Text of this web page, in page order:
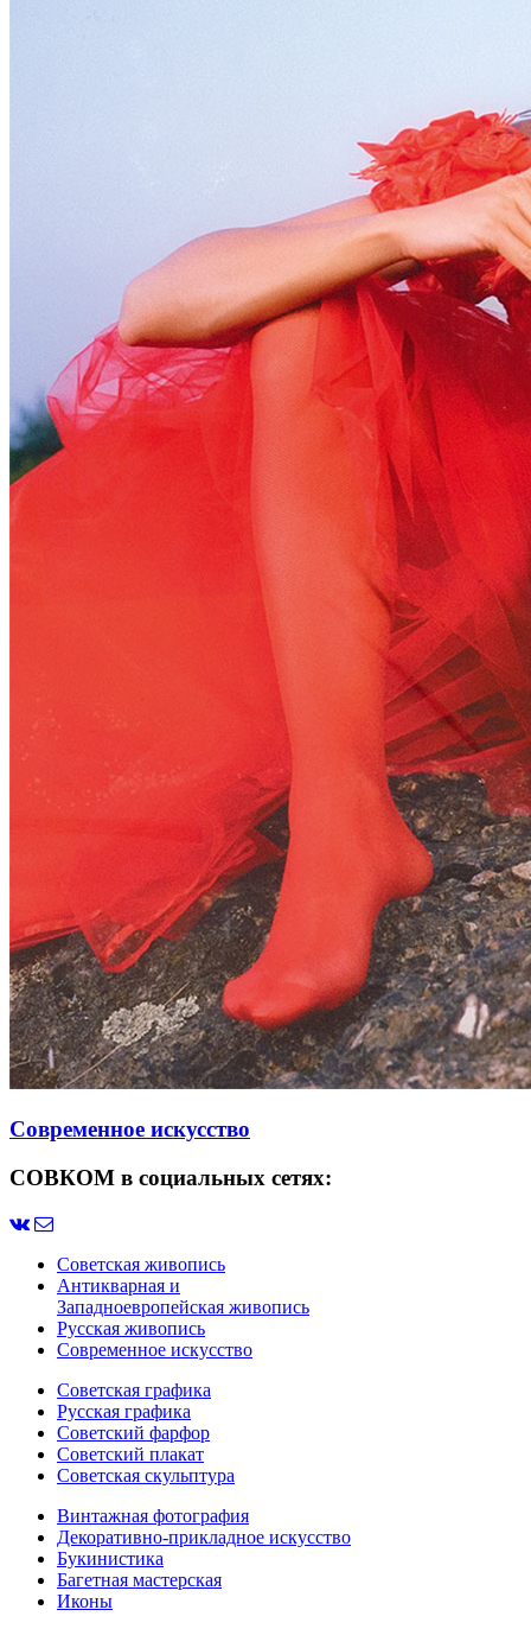
Современное искусство
СОВКОМ в социальных сетях:
Советская живопись
Антикварная и
Западноевропейская живопись
Русская живопись
Современное искусство
Советская графика
Русская графика
Советский фарфор
Советский плакат
Советская скульптура
Винтажная фотография
Декоративно-прикладное искусство
Букинистика
Багетная мастерская
Иконы